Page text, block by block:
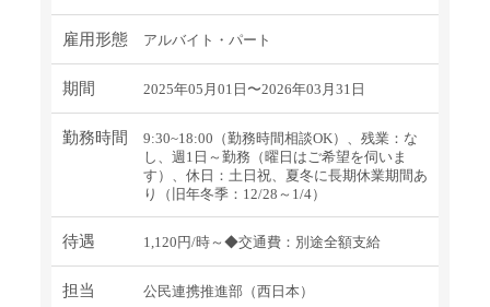
雇用形態 アルバイト・パート
期間 2025年05月01日〜2026年03月31日
勤務時間
9:30~18:00（勤務時間相談OK）、残業：な
し、週1日～勤務（曜日はご希望を伺いま
す）、休日：土日祝、夏冬に長期休業期間あ
り（旧年冬季：12/28～1/4）
待遇 1,120円/時～◆交通費：別途全額支給
担当 公民連携推進部（西日本）